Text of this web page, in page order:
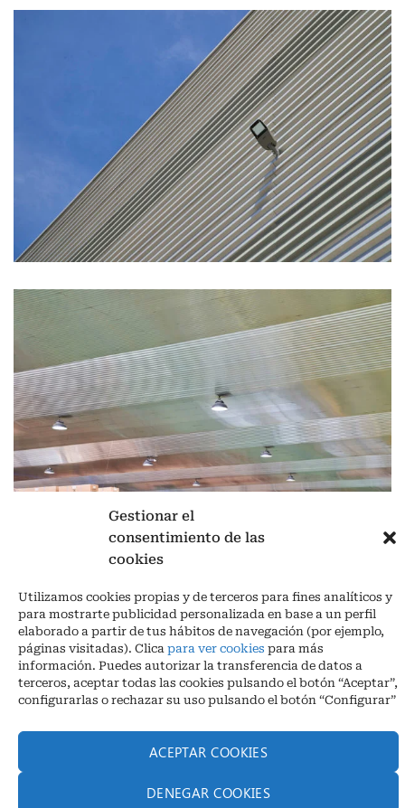
Gestionar el
consentimiento de las
cookies
Utilizamos cookies propias y de terceros para fines analíticos y
para mostrarte publicidad personalizada en base a un perfil
elaborado a partir de tus hábitos de navegación (por ejemplo,
páginas visitadas). Clica para ver cookies para más
información. Puedes autorizar la transferencia de datos a
terceros, aceptar todas las cookies pulsando el botón “Aceptar”,
configurarlas o rechazar su uso pulsando el botón “Configurar”
ACEPTAR COOKIES
DENEGAR COOKIES
Ctra. A-3132, De Aguilar a A-318 por Moriles km 15,5 M.I. (Córdoba)
España
COORDENADAS: Latitud: 37,40 – Longitud -04,58 | Telf. + 34 957 51
30 68
info@infrico.com Infrico SL 2026©. Diseñado por Babait Technology